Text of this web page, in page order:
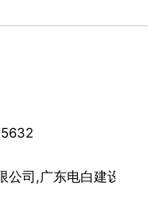
公司,广东电白建设集